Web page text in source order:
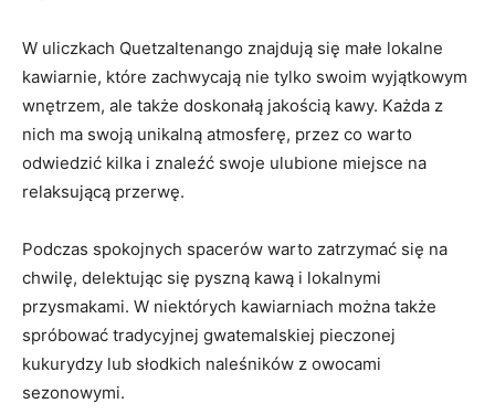
W uliczkach Quetzaltenango znajdują się małe lokalne
kawiarnie,⁤ które zachwycają ⁣nie tylko swoim wyjątkowym
‌wnętrzem, ale także doskonałą​ jakością kawy. Każda ⁣z
nich ma swoją unikalną ​atmosferę, przez⁣ co​ warto
odwiedzić kilka‍ i ‍znaleźć swoje ulubione ‍miejsce na⁤
relaksującą przerwę.
Podczas spokojnych spacerów ‌warto zatrzymać się na
‍chwilę, delektując się pyszną kawą i ⁤lokalnymi
przysmakami.​ W niektórych kawiarniach ‍można ​także
spróbować tradycyjnej ‌gwatemalskiej pieczonej
kukurydzy lub słodkich naleśników ​z owocami
sezonowymi.